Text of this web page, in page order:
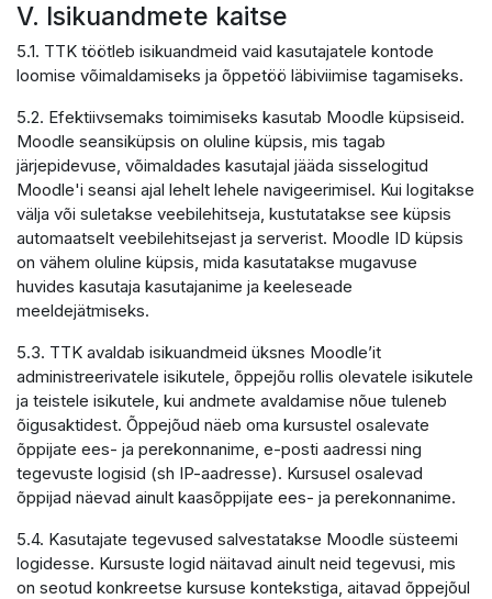
V. Isikuandmete kaitse
5.1. TTK töötleb isikuandmeid vaid kasutajatele kontode
loomise võimaldamiseks ja õppetöö läbiviimise tagamiseks.
5.2. Efektiivsemaks toimimiseks kasutab Moodle küpsiseid.
Moodle seansiküpsis on oluline küpsis, mis tagab
järjepidevuse, võimaldades kasutajal jääda sisselogitud
Moodle'i seansi ajal lehelt lehele navigeerimisel. Kui logitakse
välja või suletakse veebilehitseja, kustutatakse see küpsis
automaatselt veebilehitsejast ja serverist. Moodle ID küpsis
on vähem oluline küpsis, mida kasutatakse mugavuse
huvides kasutaja kasutajanime ja keeleseade
meeldejätmiseks.
5.3. TTK avaldab isikuandmeid üksnes Moodle’it
administreerivatele isikutele, õppejõu rollis olevatele isikutele
ja teistele isikutele, kui andmete avaldamise nõue tuleneb
õigusaktidest. Õppejõud näeb oma kursustel osalevate
õppijate ees- ja perekonnanime, e-posti aadressi ning
tegevuste logisid (sh IP-aadresse). Kursusel osalevad
õppijad näevad ainult kaasõppijate ees- ja perekonnanime.
5.4. Kasutajate tegevused salvestatakse Moodle süsteemi
logidesse. Kursuste logid näitavad ainult neid tegevusi, mis
on seotud konkreetse kursuse kontekstiga, aitavad õppejõul